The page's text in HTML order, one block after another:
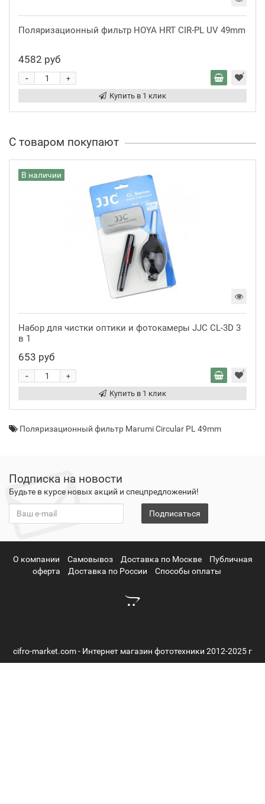
Поляризационный фильтр HOYA HRT CIR-PL UV 49mm
4582 руб
+
-
Купить в 1 клик
С товаром покупают
В наличии
Набор для чистки оптики и фотокамеры JJC CL-3D 3
в 1
653 руб
+
-
Купить в 1 клик
Поляризационный фильтр Marumi Circular PL 49mm
Подписка на новости
Будьте в курсе новых акций и спецпредложений!
Подписаться
О компании Самовывоз Доставка по Москве
Публичная
оферта
Доставка по России Способы оплаты
cifro-market.com - Интернет магазин фототехники 2012-2025 г